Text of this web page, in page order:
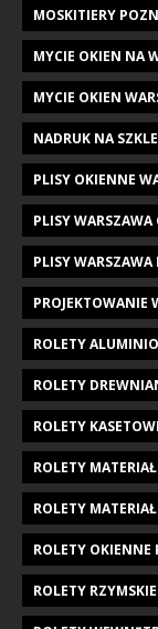
MOSKITIERY
MYCIE OKIEN NA
MYCIE OKIEN
NADRUK NA SZKLE
PLISY OKIENNE
PLISY WARSZAWA
PLISY WARSZAWA
PROJEKTOWANIE
ROLETY
ROLETY
ROLETY
ROLETY
ROLETY
ROLETY OKIENNE
ROLETY